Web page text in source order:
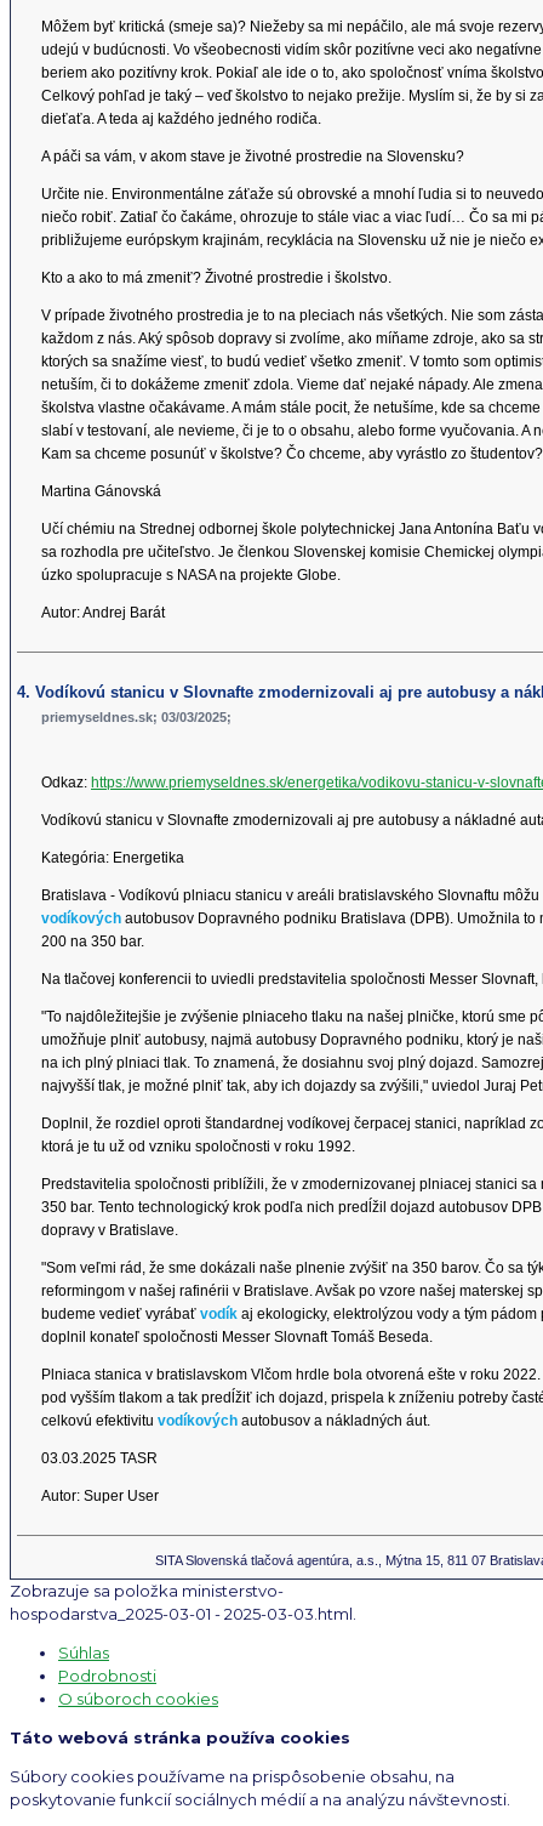
Môžem byť kritická (smeje sa)? Niežeby sa mi nepáčilo, ale má svoje
udejú v budúcnosti. Vo všeobecnosti vidím skôr pozitívne veci ako
beriem ako pozitívny krok. Pokiaľ ale ide o to, ako spoločnosť vníma
Celkový pohľad je taký – veď školstvo to nejako prežije. Myslím si, že by si
dieťaťa. A teda aj každého jedného rodiča.
A páči sa vám, v akom stave je životné prostredie na Slovensku?
Určite nie. Environmentálne záťaže sú obrovské a mnohí ľudia si to
niečo robiť. Zatiaľ čo čakáme, ohrozuje to stále viac a viac ľudí… Čo sa mi
približujeme európskym krajinám, recyklácia na Slovensku už nie je niečo
Kto a ako to má zmeniť? Životné prostredie i školstvo.
V prípade životného prostredia je to na pleciach nás všetkých. Nie som
každom z nás. Aký spôsob dopravy si zvolíme, ako míňame zdroje, ako sa
ktorých sa snažíme viesť, to budú vedieť všetko zmeniť. V tomto som
netuším, či to dokážeme zmeniť zdola. Vieme dať nejaké nápady. Ale
školstva vlastne očakávame. A mám stále pocit, že netušíme, kde sa
slabí v testovaní, ale nevieme, či je to o obsahu, alebo forme vyučovania.
Kam sa chceme posunúť v školstve? Čo chceme, aby vyrástlo zo
Martina Gánovská
Učí chémiu na Strednej odbornej škole polytechnickej Jana Antonína Baťu
sa rozhodla pre učiteľstvo. Je členkou Slovenskej komisie Chemickej
úzko spolupracuje s NASA na projekte Globe.
Autor: Andrej Barát
4. Vodíkovú stanicu v Slovnafte zmodernizovali aj pre autobusy a
priemyseldnes.sk; 03/03/2025;
Odkaz: https://www.priemyseldnes.sk/energetika/vodikovu-stanicu-v-
Vodíkovú stanicu v Slovnafte zmodernizovali aj pre autobusy a nákladné
Kategória: Energetika
Bratislava - Vodíkovú plniacu stanicu v areáli bratislavského Slovnaftu
vodíkových autobusov Dopravného podniku Bratislava (DPB). Umožnila
200 na 350 bar.
Na tlačovej konferencii to uviedli predstavitelia spoločnosti Messer
"To najdôležitejšie je zvýšenie plniaceho tlaku na našej plničke, ktorú sme
umožňuje plniť autobusy, najmä autobusy Dopravného podniku, ktorý je
na ich plný plniaci tlak. To znamená, že dosiahnu svoj plný dojazd.
najvyšší tlak, je možné plniť tak, aby ich dojazdy sa zvýšili," uviedol Juraj
Doplnil, že rozdiel oproti štandardnej vodíkovej čerpacej stanici, napríklad
ktorá je tu už od vzniku spoločnosti v roku 1992.
Predstavitelia spoločnosti priblížili, že v zmodernizovanej plniacej stanici
350 bar. Tento technologický krok podľa nich predĺžil dojazd autobusov
dopravy v Bratislave.
"Som veľmi rád, že sme dokázali naše plnenie zvýšiť na 350 barov. Čo sa
reformingom v našej rafinérii v Bratislave. Avšak po vzore našej materskej
budeme vedieť vyrábať vodík aj ekologicky, elektrolýzou vody a tým
doplnil konateľ spoločnosti Messer Slovnaft Tomáš Beseda.
Plniaca stanica v bratislavskom Vlčom hrdle bola otvorená ešte v roku
pod vyšším tlakom a tak predĺžiť ich dojazd, prispela k zníženiu potreby
celkovú efektivitu vodíkových autobusov a nákladných áut.
03.03.2025 TASR
Autor: Super User
SITA Slovenská tlačová agentúra, a.s., Mýtna 15, 811 07
Zobrazuje sa položka ministerstvo-
hospodarstva_2025-03-01 - 2025-03-03.html.
Súhlas
Podrobnosti
O súboroch cookies
Táto webová stránka používa cookies
Súbory cookies používame na prispôsobenie obsahu, na
poskytovanie funkcií sociálnych médií a na analýzu návštevnosti.